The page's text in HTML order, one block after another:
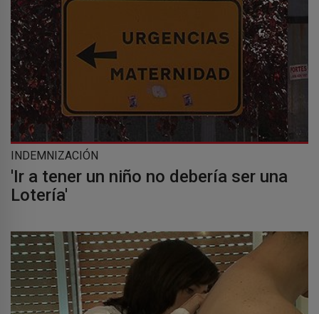
INDEMNIZACIÓN
'Ir a tener un niño no debería ser una
Lotería'